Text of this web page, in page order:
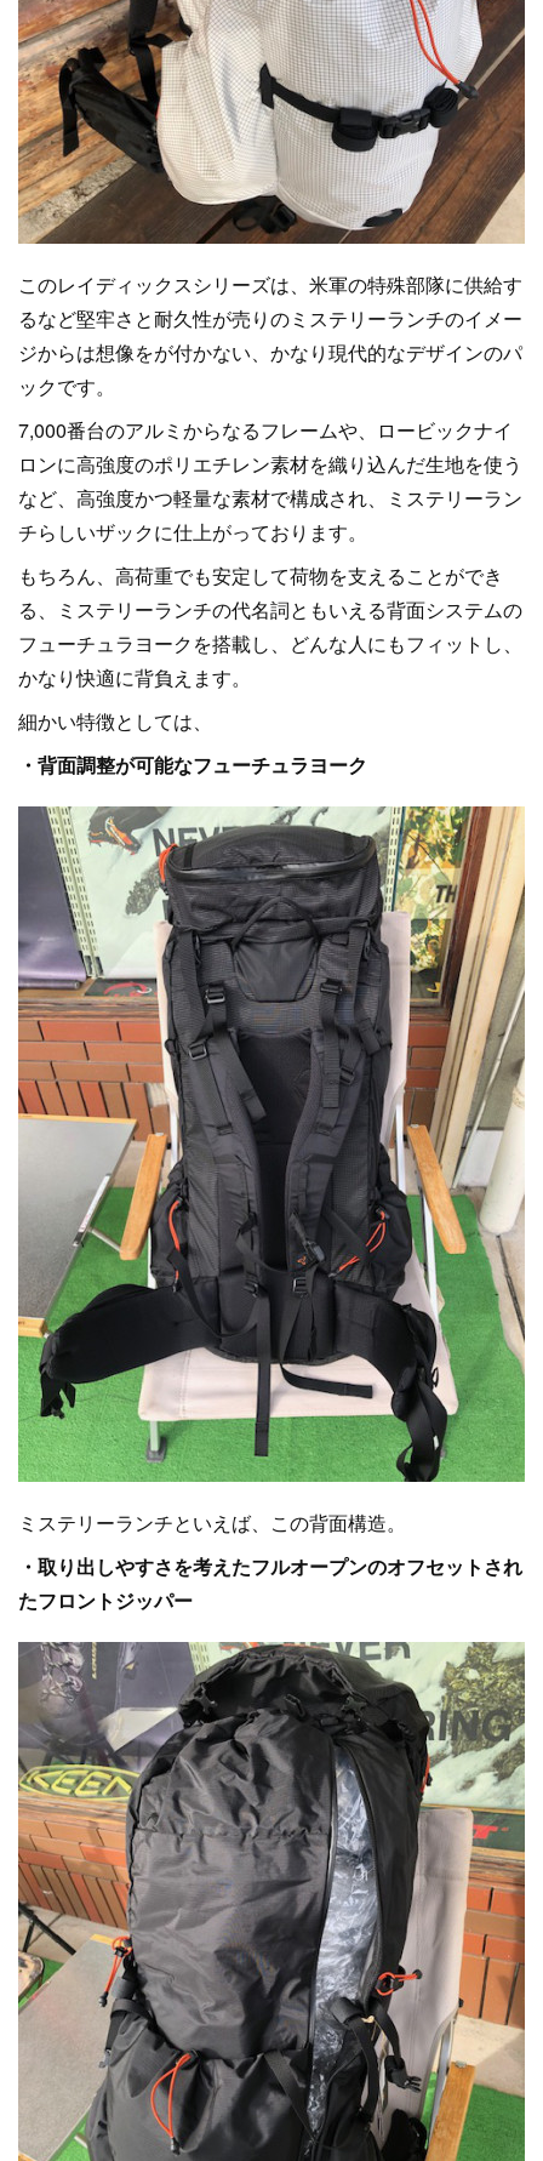
このレイディックスシリーズは、米軍の特殊部隊に供給す
るなど堅牢さと耐久性が売りのミステリーランチのイメー
ジからは想像をが付かない、かなり現代的なデザインのパ
ックです。
7,000番台のアルミからなるフレームや、ロービックナイ
ロンに高強度のポリエチレン素材を織り込んだ生地を使う
など、高強度かつ軽量な素材で構成され、ミステリーラン
チらしいザックに仕上がっております。
もちろん、高荷重でも安定して荷物を支えることができ
る、ミステリーランチの代名詞ともいえる背面システムの
フューチュラヨークを搭載し、どんな人にもフィットし、
かなり快適に背負えます。
細かい特徴としては、
・背面調整が可能なフューチュラヨーク
ミステリーランチといえば、この背面構造。
・取り出しやすさを考えたフルオープンのオフセットされ
たフロントジッパー